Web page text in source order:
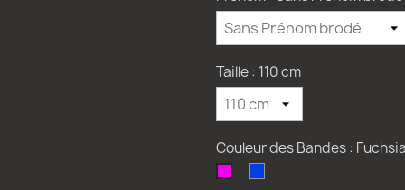
Taille : 110 cm
Couleur des Bandes : Fuchsia